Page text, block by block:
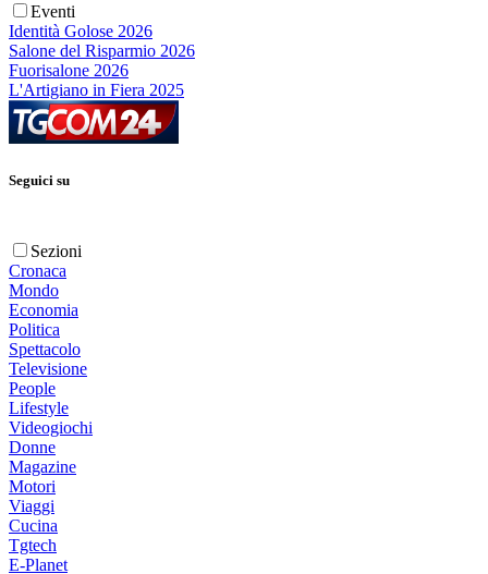
Eventi
Identità Golose 2026
Salone del Risparmio 2026
Fuorisalone 2026
L'Artigiano in Fiera 2025
Seguici su
Sezioni
Cronaca
Mondo
Economia
Politica
Spettacolo
Televisione
People
Lifestyle
Videogiochi
Donne
Magazine
Motori
Viaggi
Cucina
Tgtech
E-Planet